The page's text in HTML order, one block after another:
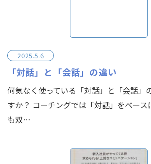
2025.5.6
「対話」と「会話」の違い
何気なく使っている「対話」と「会話」
すか？ コーチングでは「対話」をベース
も双…